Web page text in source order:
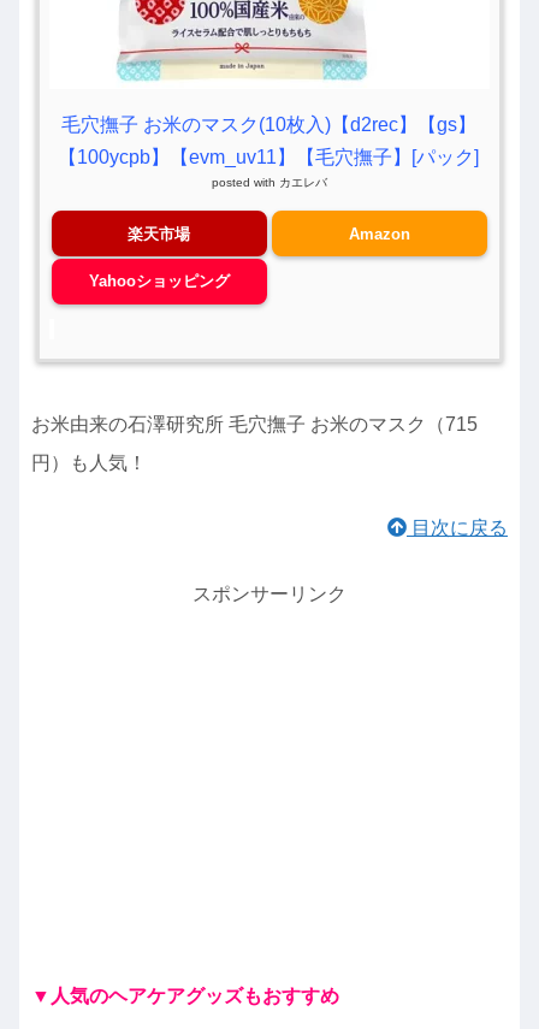
毛穴撫子 お米のマスク(10枚入)【d2rec】【gs】
【100ycpb】【evm_uv11】【毛穴撫子】[パック]
posted with カエレバ
楽天市場 Amazon
Yahooショッピング
お米由来の石澤研究所 毛穴撫子 お米のマスク（715
円）も人気！
目次に戻る
スポンサーリンク
▼人気のヘアケアグッズもおすすめ